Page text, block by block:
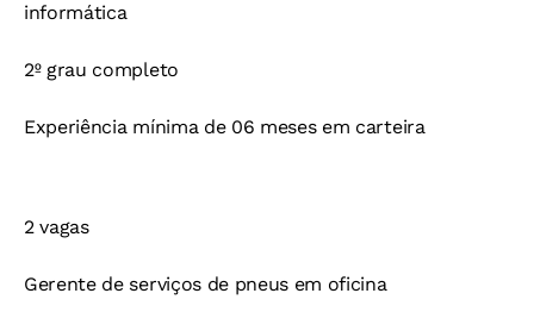
informática
2º grau completo
Experiência mínima de 06 meses em carteira
2 vagas
Gerente de serviços de pneus em oficina